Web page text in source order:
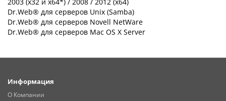
Dr.Web® для серверов Unix (Samba)
Dr.Web® для серверов Novell NetWare
Dr.Web® для серверов Mac OS X Server
Информация
О Компании